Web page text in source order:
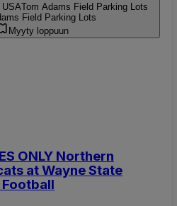
Tom Adams Field Parking Lots
Field Parking Lots
Myyty loppuun
ONLY Northern
at Wayne State